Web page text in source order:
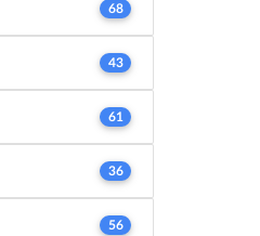
68
43
61
36
56